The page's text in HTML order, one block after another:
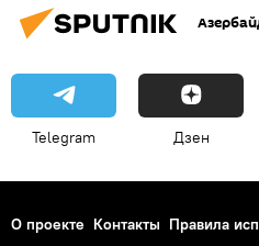
Telegram Дзен
О проекте Контакты Правила